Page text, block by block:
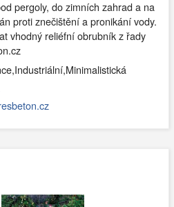
pergoly, do zimních zahrad a na
proti znečištění a pronikání vody.
vhodný reliéfní obrubník z řady